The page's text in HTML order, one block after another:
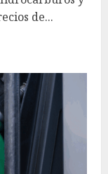
de...